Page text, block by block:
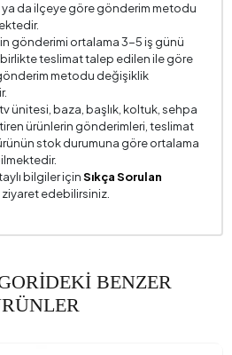
457 mm
ya da ilçeye göre gönderim metodu
gönderimi ortalama 3-5 iş günü
teslimat talep edilen ile göre
metodu değişiklik
ünitesi, baza, başlık, koltuk, sehpa
ürünlerin gönderimleri, teslimat
stok durumuna göre ortalama
bilgiler içinSıkça Sorulan
edebilirsiniz.
BENZER